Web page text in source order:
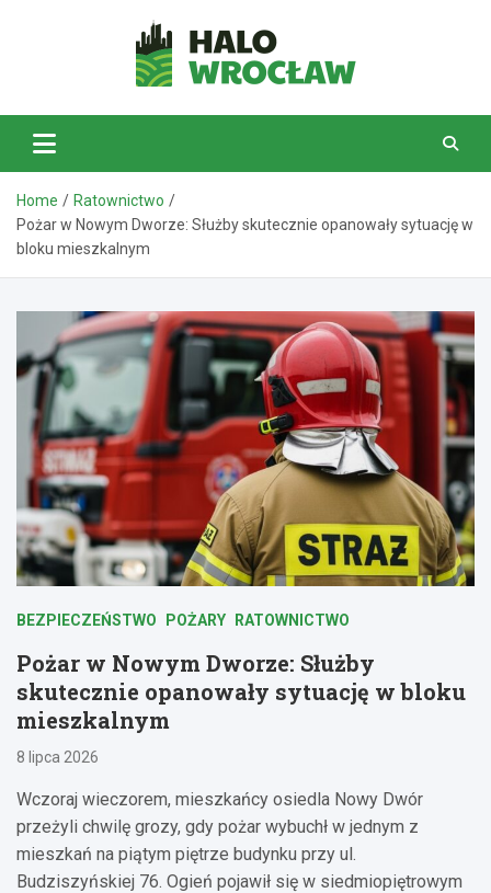
HaloWrocław.pl
Home
Ratownictwo
Pożar w Nowym Dworze: Służby skutecznie opanowały sytuację w
bloku mieszkalnym
BEZPIECZEŃSTWO POŻARY RATOWNICTWO
Pożar w Nowym Dworze: Służby
skutecznie opanowały sytuację w bloku
mieszkalnym
8 lipca 2026
Wczoraj wieczorem, mieszkańcy osiedla Nowy Dwór
przeżyli chwilę grozy, gdy pożar wybuchł w jednym z
mieszkań na piątym piętrze budynku przy ul.
Budziszyńskiej 76. Ogień pojawił się w siedmiopiętrowym